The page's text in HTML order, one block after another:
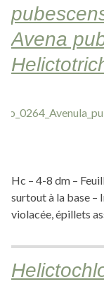
Avena
Hc – 4-8 dm –
surtout à la base –
violacée, épillets